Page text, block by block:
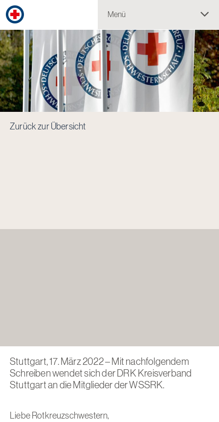
Menü
Zurück zur Übersicht
Stuttgart, 17. März 2022 – Mit nachfolgendem
Schreiben wendet sich der DRK Kreisverband
Stuttgart an die Mitglieder der WSSRK.
Liebe Rotkreuzschwestern,